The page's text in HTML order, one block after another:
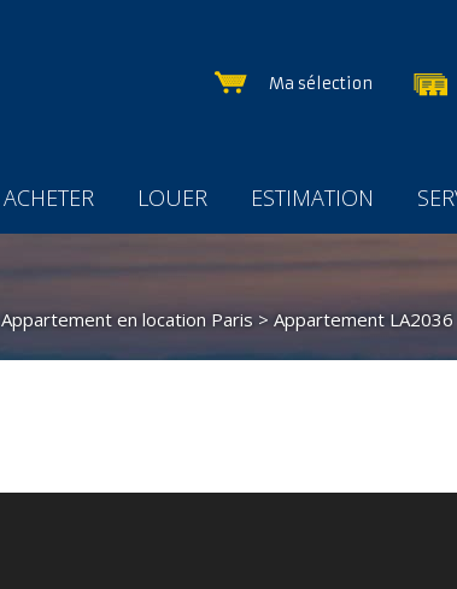
Ma sélection
ACHETER LOUER ESTIMATION
Appartement en location Paris > Appartement LA2036